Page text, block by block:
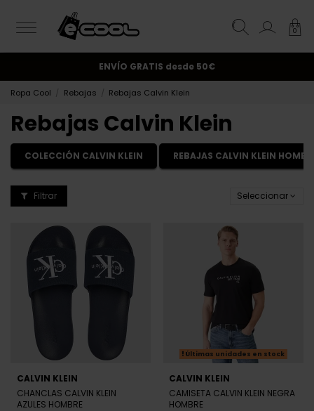
0
ENVÍO GRATIS desde 50€
¡Suscríbete y obtén un 10% de descuento!.
Ropa Cool Rebajas Rebajas Calvin Klein
Rebajas Calvin Klein
COLECCIÓN CALVIN KLEIN REBAJAS CALVIN KLEIN
Filtrar Seleccionar
CALVIN KLEIN
CHANCLAS CALVIN KLEIN
AZULES HOMBRE
Últimas unidades en stock
CALVIN KLEIN
CAMISETA CALVIN KLEIN NEGRA
HOMBRE